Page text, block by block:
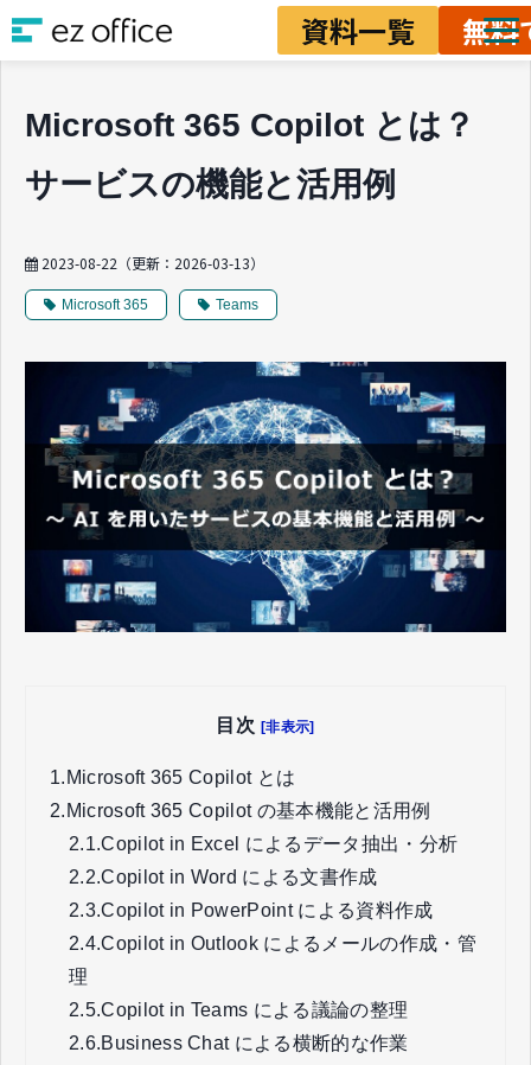
資料一覧 無料
資料ダウンロード
料金
Microsoft 365 Copilot とは？
サービスの機能と活用例
2023-08-22 （更新： 2026-03-13）
Microsoft 365 Teams
目次 [非表示]
1. Microsoft 365 Copilot とは
2. Microsoft 365 Copilot の基本機能と活用例
2.1.Copilot in Excel によるデータ抽出・分析
2.2.Copilot in Word による文書作成
2.3.Copilot in PowerPoint による資料作成
2.4.Copilot in Outlook によるメールの作成・管
理
2.5.Copilot in Teams による議論の整理
2.6.Business Chat による横断的な作業